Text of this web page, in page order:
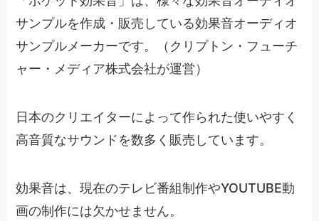
サンプルを作成・販売している効果音オーディオ
サンプルメーカーです。（クリプトン・フューチ
ャー・メディア株式会社が運営）
日本のクリエイターによって作られた使いやすく
高音質なサウンドを数多く販売しています。
効果音は、現在のテレビ番組制作やYOUTUBE動
画の制作には欠かせません。